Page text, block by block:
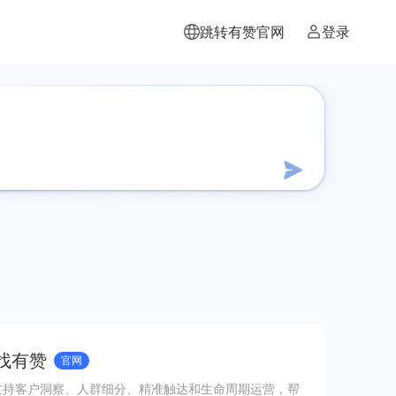
跳转有赞官网 登录
有赞 官网
客户洞察、人群细分、精准触达和生命周期运营，帮